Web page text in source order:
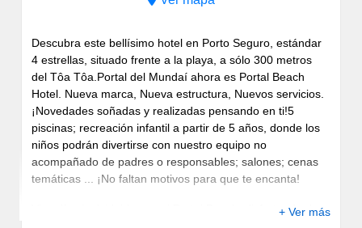
Descubra este bellísimo hotel en Porto Seguro, estándar
4 estrellas, situado frente a la playa, a sólo 300 metros
del Tôa Tôa.Portal del Mundaí ahora es Portal Beach
Hotel. Nueva marca, Nueva estructura, Nuevos servicios.
¡Novedades soñadas y realizadas pensando en ti!5
piscinas; recreación infantil a partir de 5 años, donde los
niños podrán divertirse con nuestro equipo no
acompañado de padres o responsables; salones; cenas
temáticas ... ¡No faltan motivos para que te encanta!
Viva días inolvidables en el Portal Beach, disfrutando de
+ Ver más